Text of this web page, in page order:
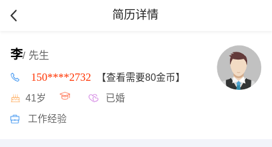
简历详情
李/ 先生
150****2732 【查看需要80金币】
41岁 已婚
工作经验